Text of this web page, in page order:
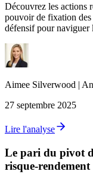
Découvrez les actions
pouvoir de fixation des
défensif pour naviguer
Aimee Silverwood |
27 septembre 2025
Lire l'analyse
Le pari du pivot
risque-